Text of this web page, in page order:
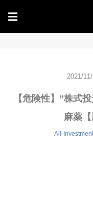
☰
2021/
【危険性】”株式
麻薬【
All-Investment